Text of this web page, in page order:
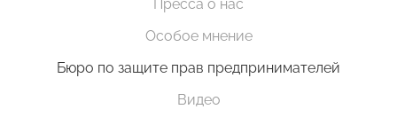
Пресса о нас
Особое мнение
Бюро по защите прав предпринимателей
Видео